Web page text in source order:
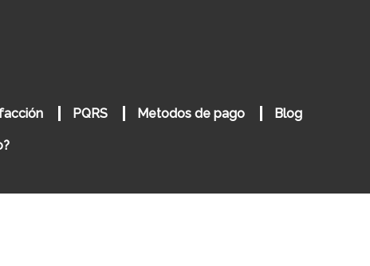
PQRS Metodos de pago Blog